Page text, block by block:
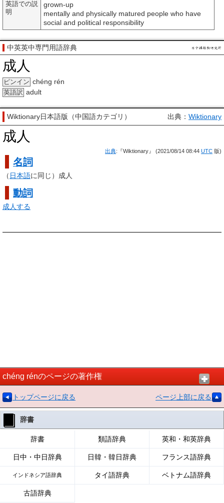
英語での説
明
grown-up
mentally and physically matured people who have
social and political responsibility
中英英中専門用語辞典
成人
ピンイン chéng rén
英語訳 adult
Wiktionary日本語版（中国語カテゴリ） 出典： Wiktionary
成人
出典:『Wiktionary』 (2021/08/14 08:44 UTC 版)
名詞
（ 日本語に同じ）成人
動詞
成人する
chéng rénのページの著作権
トップページに戻る ページ上部に戻る
辞書
辞書 類語辞典 英和・和英辞典
日中・中日辞典 日韓・韓日辞典 フランス語辞典
インドネシア語辞典 タイ語辞典 ベトナム語辞典
古語辞典